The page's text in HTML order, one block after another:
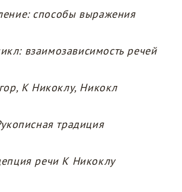
способы выражения
взаимозависимость речей
К Никоклу, Никокл
традиция
речи К Никоклу